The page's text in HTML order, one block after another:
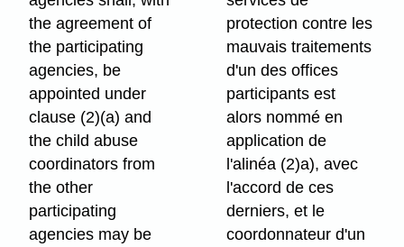
the agreement of
the participating
agencies, be
appointed under
clause (2)⁠(a) and
the child abuse
coordinators from
the other
participating
agencies may be
protection contre les
mauvais traitements
d'un des offices
participants est
alors nommé en
application de
l'alinéa (2)a), avec
l'accord de ces
derniers, et le
coordonnateur d'un